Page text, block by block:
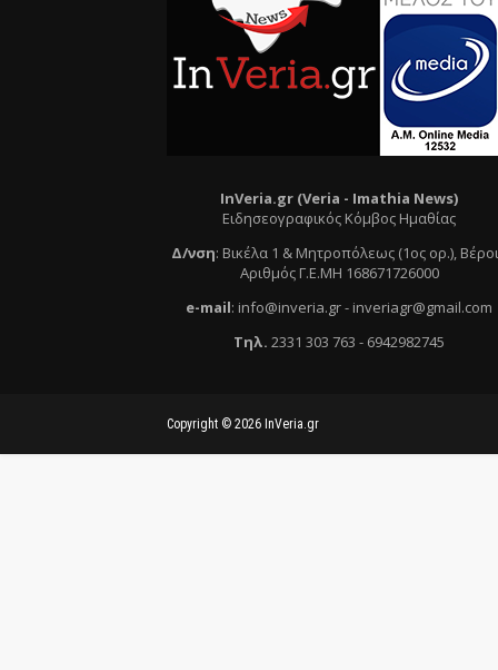
InVeria.gr (Veria - Ιmathia News)
Ειδησεογραφικός Κόμβος Ημαθίας
Δ/νση: Βικέλα 1 & Μητροπόλεως (1ος ορ.),
Αριθμός Γ.Ε.ΜΗ 168671726000
e-mail: info@inveria.gr- inveriagr@gmail.com
Τηλ. 2331 303 763 - 6942982745
Copyright © 2026 InVeria.gr